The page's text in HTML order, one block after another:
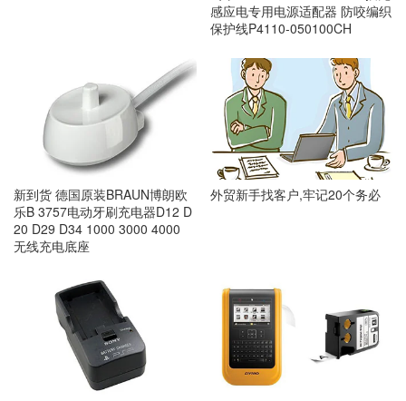
感应电专用电源适配器 防咬编织
保护线P4110-050100CH
新到货 德国原装BRAUN博朗欧
乐B 3757电动牙刷充电器D12 D
20 D29 D34 1000 3000 4000
无线充电底座
外贸新手找客户,牢记20个务必